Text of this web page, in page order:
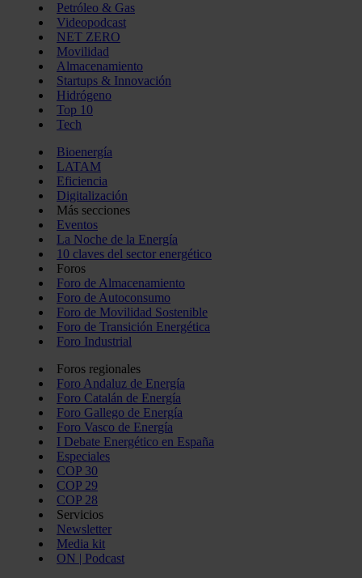
Petróleo & Gas
Videopodcast
NET ZERO
Movilidad
Almacenamiento
Startups & Innovación
Hidrógeno
Top 10
Tech
Bioenergía
LATAM
Eficiencia
Digitalización
Más secciones
Eventos
La Noche de la Energía
10 claves del sector energético
Foros
Foro de Almacenamiento
Foro de Autoconsumo
Foro de Movilidad Sostenible
Foro de Transición Energética
Foro Industrial
Foros regionales
Foro Andaluz de Energía
Foro Catalán de Energía
Foro Gallego de Energía
Foro Vasco de Energía
I Debate Energético en España
Especiales
COP 30
COP 29
COP 28
Servicios
Newsletter
Media kit
ON | Podcast